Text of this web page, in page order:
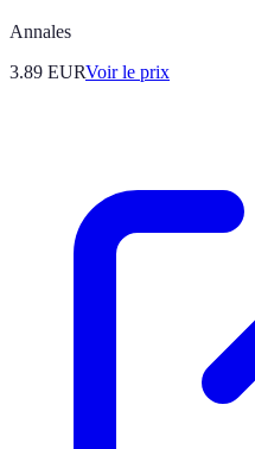
Annales
3.89 EURVoir le prix